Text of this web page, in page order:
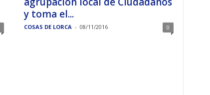
y toma el...
COSAS DE LORCA - 08/11/2016 0